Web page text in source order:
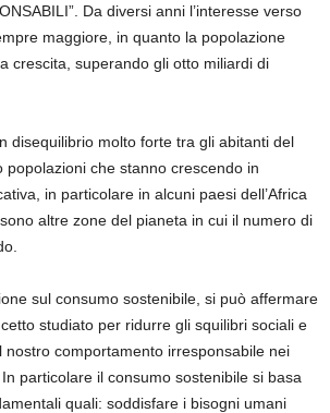
Da diversi anni l’interesse verso
maggiore, in quanto la popolazione
crescita, superando gli otto miliardi di
disequilibrio molto forte tra gli abitanti del
popolazioni che stanno crescendo in
in particolare in alcuni paesi dell’Africa
altre zone del pianeta in cui il numero di
sul consumo sostenibile, si può affermare
studiato per ridurre gli squilibri sociali e
nostro comportamento irresponsabile nei
particolare il consumo sostenibile si basa
quali: soddisfare i bisogni umani